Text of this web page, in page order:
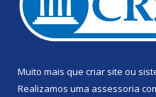
Muito mais que criar site ou
Realizamos uma assessoria